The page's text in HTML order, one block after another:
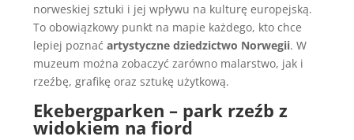
norweskiej sztuki i jej wpływu na kulturę europejską.
To obowiązkowy punkt na mapie każdego, kto chce
lepiej poznaćartystyczne dziedzictwo Norwegii. W
muzeum można zobaczyć zarówno malarstwo, jak i
rzeźbę, grafikę oraz sztukę użytkową.
Ekebergparken – park rzeźb z
widokiem na fiord